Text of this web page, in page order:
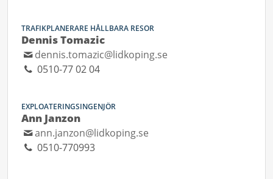
TRAFIKPLANERARE HÅLLBARA RESOR
Dennis Tomazic
dennis.tomazic@lidkoping.se
0510-77 02 04
EXPLOATERINGSINGENJÖR
Ann Janzon
ann.janzon@lidkoping.se
0510-770993